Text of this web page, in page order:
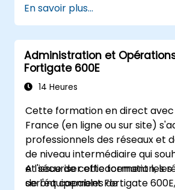
tâches de configuration et
base.
Comprendre les politiques
NAT et VPN.
Apprendre à surveiller et à
FortiGate 1100E.
En savoir plus...
Administration et
Fortigate 600E
14 Heures
Cette formation en direct
France (en ligne ou sur site)
professionnels des réseaux et
de niveau intermédiaire qui
et sécuriser efficacement les
de l'équipement Fortigate
A l'issue de cette formation,
seront capables de :